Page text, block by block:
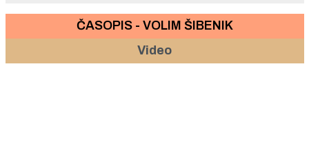
ČASOPIS - VOLIM ŠIBENIK
Video